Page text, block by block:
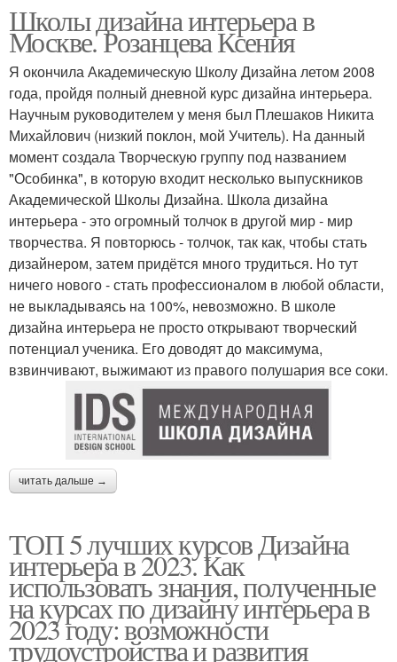
Школы дизайна интерьера в
Москве. Розанцева Ксения
Я окончила Академическую Школу Дизайна летом 2008
года, пройдя полный дневной курс дизайна интерьера.
Научным руководителем у меня был Плешаков Никита
Михайлович (низкий поклон, мой Учитель). На данный
момент создала Творческую группу под названием
"Особинка", в которую входит несколько выпускников
Академической Школы Дизайна. Школа дизайна
интерьера - это огромный толчок в другой мир - мир
творчества. Я повторюсь - толчок, так как, чтобы стать
дизайнером, затем придётся много трудиться. Но тут
ничего нового - стать профессионалом в любой области,
не выкладываясь на 100%, невозможно. В школе
дизайна интерьера не просто открывают творческий
потенциал ученика. Его доводят до максимума,
взвинчивают, выжимают из правого полушария все соки.
читать дальше →
ТОП 5 лучших курсов Дизайна
интерьера в 2023. Как
использовать знания, полученные
на курсах по дизайну интерьера в
2023 году: возможности
трудоустройства и развития